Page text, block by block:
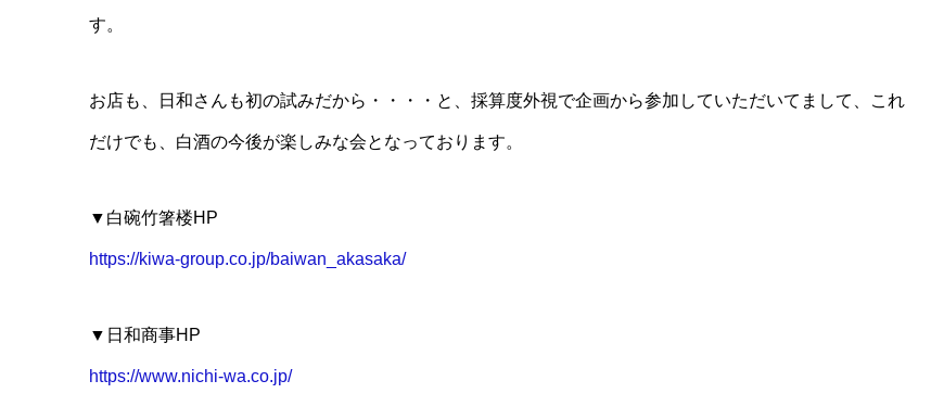
す。
お店も、日和さんも初の試みだから・・・・と、採算度外視で企画から参加していただいてまして、これ
だけでも、白酒の今後が楽しみな会となっております。
▼白碗竹箸楼HP
https://kiwa-group.co.jp/baiwan_akasaka/
▼日和商事HP
https://www.nichi-wa.co.jp/